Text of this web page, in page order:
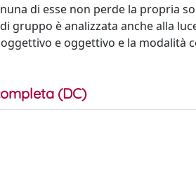
di esse non perde la propria
gruppo è analizzata anche alla
e oggettivo e la modalità
(DC)